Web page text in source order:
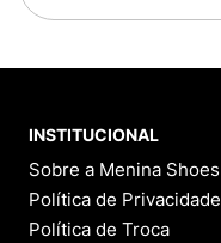
INSTITUCIONAL
Sobre a Menina Shoes
Política de Privacidade
Política de Troca